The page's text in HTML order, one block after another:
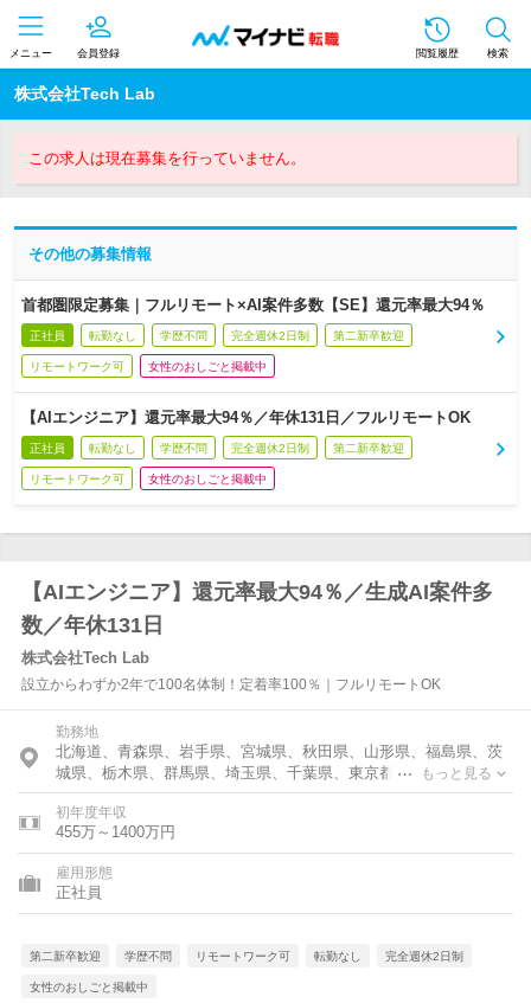
メニュー 会員登録 閲覧履歴 検索
株式会社Tech Lab
この求人は現在募集を行っていません。
その他の募集情報
首都圏限定募集｜フルリモート×AI案件多数【SE】還元率最大94％
正社員 転勤なし 学歴不問 完全週休2日制 第二新卒歓迎
リモートワーク可 女性のおしごと掲載中
【AIエンジニア】還元率最大94％／年休131日／フルリモートOK
正社員 転勤なし 学歴不問 完全週休2日制 第二新卒歓迎
リモートワーク可 女性のおしごと掲載中
【AIエンジニア】還元率最大94％／生成AI案件多
数／年休131日
株式会社Tech Lab
設立からわずか2年で100名体制！定着率100％｜フルリモートOK
勤務地
北海道、青森県、岩手県、宮城県、秋田県、山形県、福島県、茨
城県、栃木県、群馬県、埼玉県、千葉県、東京都、神奈川県、富
山県、石川県、福井県、新潟県、山梨県、長野県、岐阜県、静岡
県、愛知県、三重県、滋賀県、京都府、大阪府、兵庫県、奈良
県、和歌山県、鳥取県、島根県、岡山県、広島県、山口県、徳島
県、香川県、愛媛県、高知県、福岡県、佐賀県、長崎県、熊本
県、大分県、宮崎県、鹿児島県、沖縄県
もっと見る
初年度年収
455万～1400万円
雇用形態
正社員
第二新卒歓迎 学歴不問 リモートワーク可 転勤なし 完全週休2日制
女性のおしごと掲載中